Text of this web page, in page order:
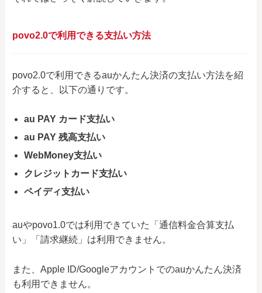
povo2.0で利用できる支払い方法
povo2.0で利用できるauかんたん決済の支払い方法を紹
介すると、以下の通りです。
au PAY カード支払い
au PAY 残高支払い
WebMoney支払い
クレジットカード支払い
ペイディ支払い
auやpovo1.0では利用できていた「通信料金合算支払
い」「請求継続」は利用できません。
また、Apple ID/Googleアカウントでのauかんたん決済
も利用できません。